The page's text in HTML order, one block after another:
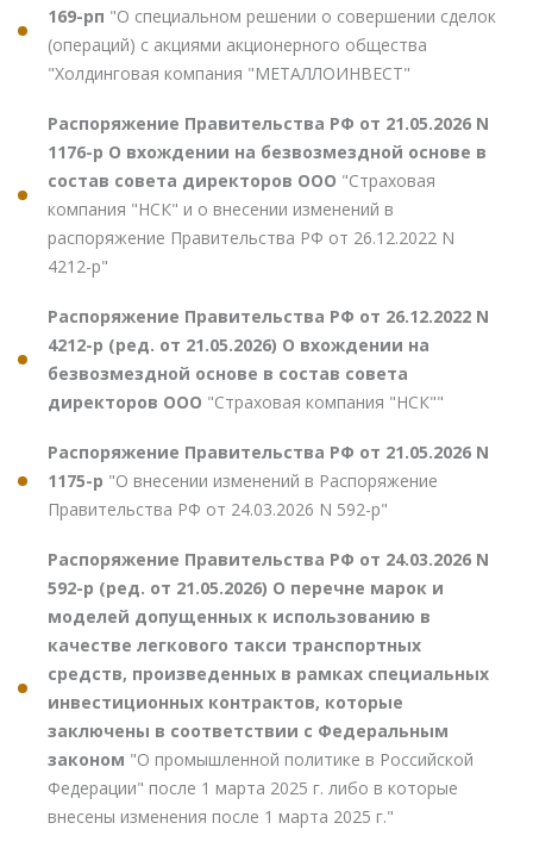
169-рп "О специальном решении о совершении сделок
(операций) с акциями акционерного общества
"Холдинговая компания "МЕТАЛЛОИНВЕСТ"
Распоряжение Правительства РФ от 21.05.2026 N
1176-р О вхождении на безвозмездной основе в
состав совета директоров ООО "Страховая
компания "НСК" и о внесении изменений в
распоряжение Правительства РФ от 26.12.2022 N
4212-р"
Распоряжение Правительства РФ от 26.12.2022 N
4212-р (ред. от 21.05.2026) О вхождении на
безвозмездной основе в состав совета
директоров ООО "Страховая компания "НСК""
Распоряжение Правительства РФ от 21.05.2026 N
1175-р "О внесении изменений в Распоряжение
Правительства РФ от 24.03.2026 N 592-р"
Распоряжение Правительства РФ от 24.03.2026 N
592-р (ред. от 21.05.2026) О перечне марок и
моделей допущенных к использованию в
качестве легкового такси транспортных
средств, произведенных в рамках специальных
инвестиционных контрактов, которые
заключены в соответствии с Федеральным
законом "О промышленной политике в Российской
Федерации" после 1 марта 2025 г. либо в которые
внесены изменения после 1 марта 2025 г."